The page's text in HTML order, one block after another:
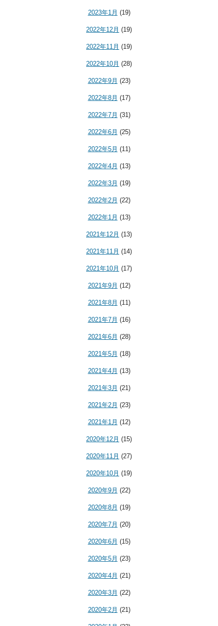
2023年1月 (19)
2022年12月 (19)
2022年11月 (19)
2022年10月 (28)
2022年9月 (23)
2022年8月 (17)
2022年7月 (31)
2022年6月 (25)
2022年5月 (11)
2022年4月 (13)
2022年3月 (19)
2022年2月 (22)
2022年1月 (13)
2021年12月 (13)
2021年11月 (14)
2021年10月 (17)
2021年9月 (12)
2021年8月 (11)
2021年7月 (16)
2021年6月 (28)
2021年5月 (18)
2021年4月 (13)
2021年3月 (21)
2021年2月 (23)
2021年1月 (12)
2020年12月 (15)
2020年11月 (27)
2020年10月 (19)
2020年9月 (22)
2020年8月 (19)
2020年7月 (20)
2020年6月 (15)
2020年5月 (23)
2020年4月 (21)
2020年3月 (22)
2020年2月 (21)